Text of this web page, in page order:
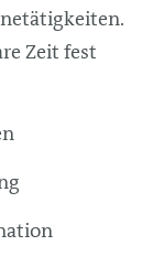
Zeit fest